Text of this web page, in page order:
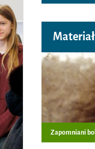
Zapomniani